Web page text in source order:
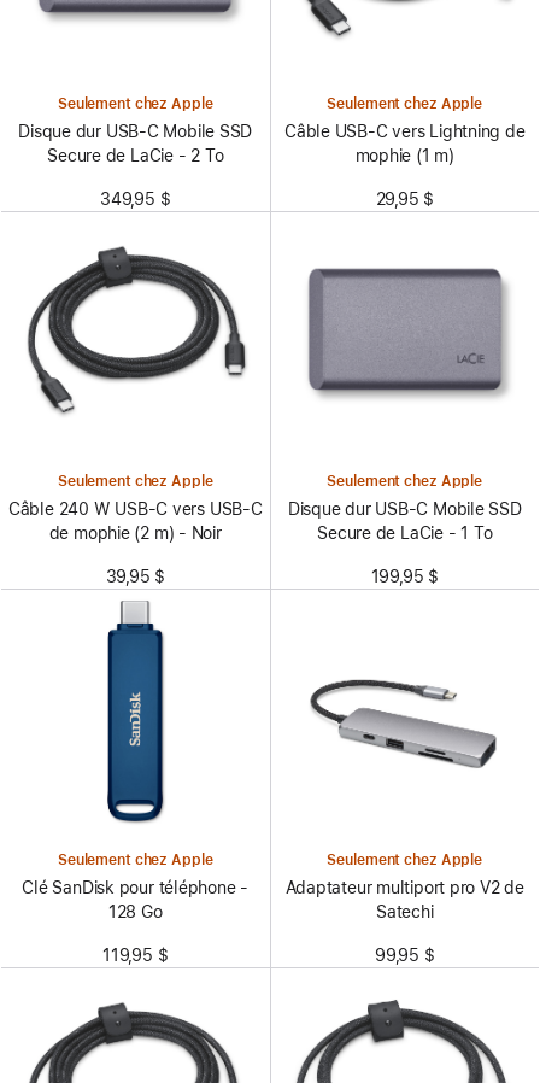
Seulement chez Apple
Disque dur USB-C Mobile SSD
Secure de LaCie - 2 To
349,95 $
Seulement chez Apple
Câble USB-C vers Lightning de
mophie (1 m)
29,95 $
Seulement chez Apple
Câble 240 W USB-C vers USB-C
de mophie (2 m) - Noir
39,95 $
Seulement chez Apple
Disque dur USB-C Mobile SSD
Secure de LaCie - 1 To
199,95 $
Seulement chez Apple
Clé SanDisk pour téléphone -
128 Go
119,95 $
Seulement chez Apple
Adaptateur multiport pro V2 de
Satechi
99,95 $